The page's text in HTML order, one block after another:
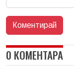
0 КОМЕНТАРА